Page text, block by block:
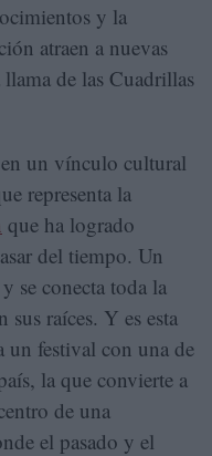
y la
atraen a nuevas
de las Cuadrillas
un vínculo cultural
representa la
que ha logrado
del tiempo. Un
se conecta toda la
raíces. Y es esta
un festival con una de
la que convierte a
de una
el pasado y el